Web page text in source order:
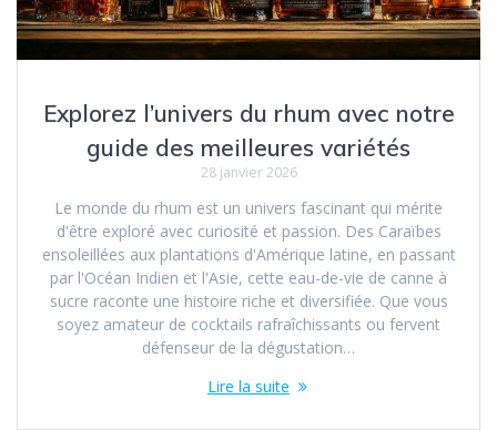
Explorez l’univers du rhum avec notre
guide des meilleures variétés
28 janvier 2026
Le monde du rhum est un univers fascinant qui mérite
d'être exploré avec curiosité et passion. Des Caraïbes
ensoleillées aux plantations d'Amérique latine, en passant
par l'Océan Indien et l'Asie, cette eau-de-vie de canne à
sucre raconte une histoire riche et diversifiée. Que vous
soyez amateur de cocktails rafraîchissants ou fervent
défenseur de la dégustation…
Lire la suite